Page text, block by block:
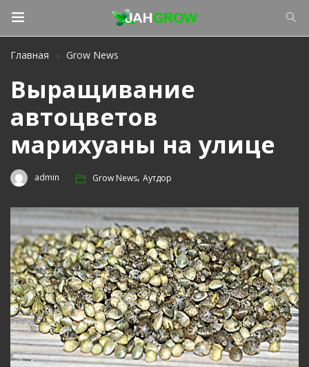
Главная Grow News
Выращивание
автоцветов
марихуаны на улице
admin Grow News, Аутдор